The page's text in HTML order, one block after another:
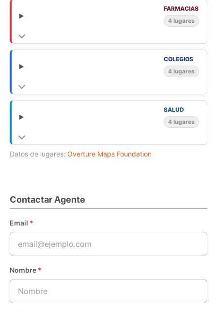
FARMACIAS
4 lugares
COLEGIOS
4 lugares
SALUD
4 lugares
Datos de lugares: Overture Maps Foundation
Contactar Agente
Email *
Nombre *